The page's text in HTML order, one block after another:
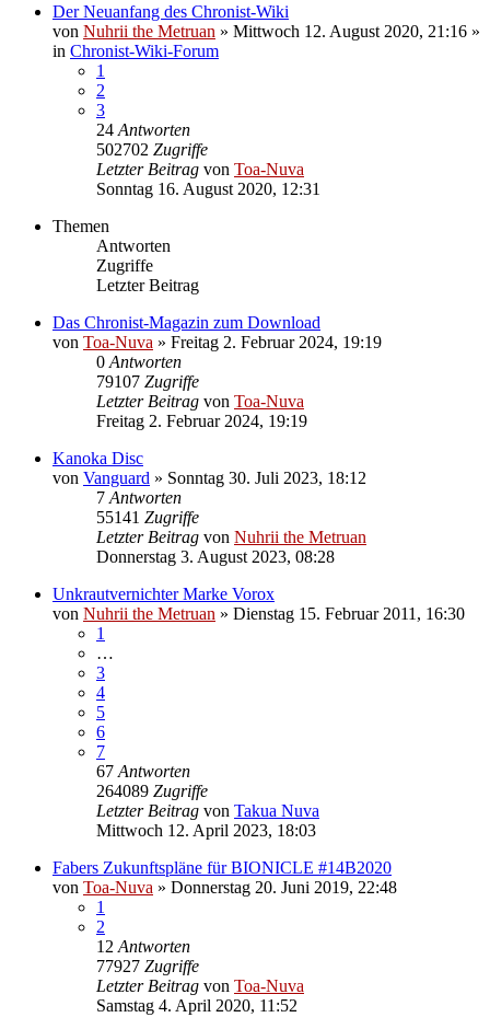
Der Neuanfang des Chronist-Wiki
von Nuhrii the Metruan » Mittwoch 12. August 2020, 21:16 »
in Chronist-Wiki-Forum
1
2
3
24 Antworten
502702 Zugriffe
Letzter Beitrag von Toa-Nuva
Sonntag 16. August 2020, 12:31
Themen
Antworten
Zugriffe
Letzter Beitrag
Das Chronist-Magazin zum Download
von Toa-Nuva » Freitag 2. Februar 2024, 19:19
0 Antworten
79107 Zugriffe
Letzter Beitrag von Toa-Nuva
Freitag 2. Februar 2024, 19:19
Kanoka Disc
von Vanguard » Sonntag 30. Juli 2023, 18:12
7 Antworten
55141 Zugriffe
Letzter Beitrag von Nuhrii the Metruan
Donnerstag 3. August 2023, 08:28
Unkrautvernichter Marke Vorox
von Nuhrii the Metruan » Dienstag 15. Februar 2011, 16:30
1
…
3
4
5
6
7
67 Antworten
264089 Zugriffe
Letzter Beitrag von Takua Nuva
Mittwoch 12. April 2023, 18:03
Fabers Zukunftspläne für BIONICLE #14B2020
von Toa-Nuva » Donnerstag 20. Juni 2019, 22:48
1
2
12 Antworten
77927 Zugriffe
Letzter Beitrag von Toa-Nuva
Samstag 4. April 2020, 11:52